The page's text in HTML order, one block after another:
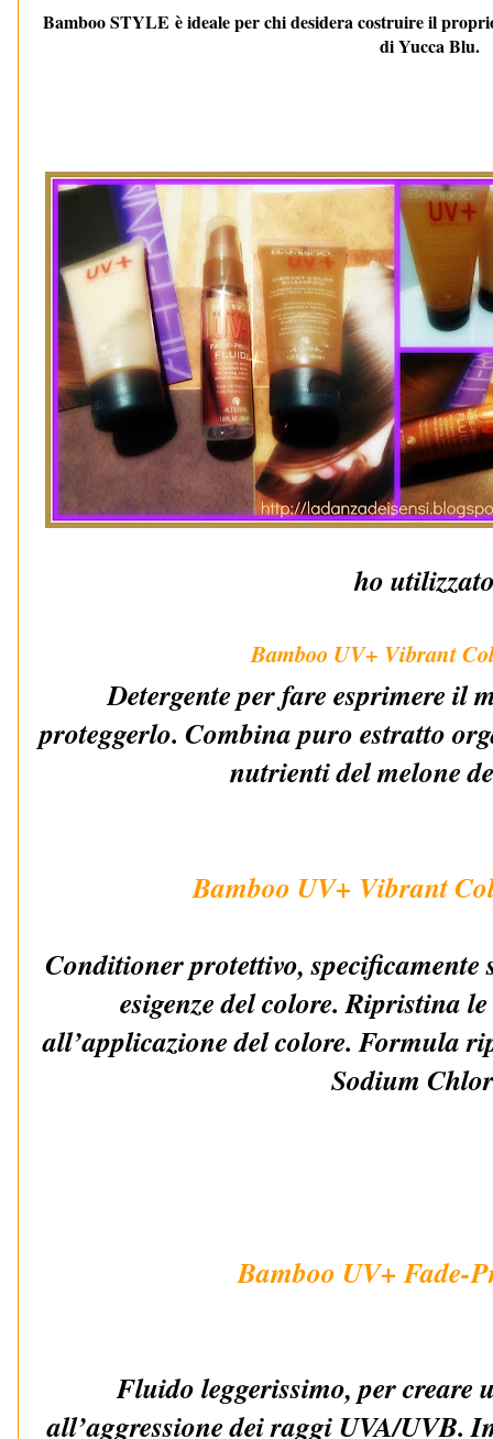
Bamboo STYLE è ideale per chi desidera costruire il
di Yucca Blu.
ho
Bamboo UV+ Vibrant
Detergente per fare esprimere il
proteggerlo. Combina puro estratto
nutrienti del melone
Bamboo UV+ Vibrant
Conditioner protettivo,
esigenze del colore. Ripristina
all’applicazione del colore. Formula
Sodium
Bamboo UV+ Fade-
Fluido leggerissimo, per creare
all’aggressione dei raggi UVA/UVB.